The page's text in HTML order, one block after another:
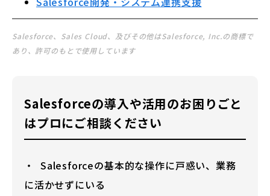
Salesforce、Sales Cloud、及びその他はSalesforce, Inc.の商標で
あり、許可のもとで使用しています
Salesforceの導入や活用のお困りごと
はプロにご相談ください
Salesforceの基本的な操作に戸惑い、業務
に活かせずにいる